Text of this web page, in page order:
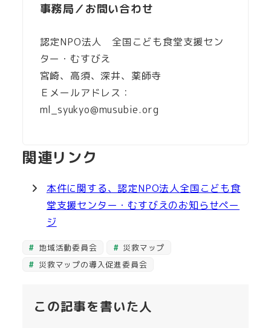
事務局／お問い合わせ
認定NPO法人 全国こども食堂支援セン
ター・むすびえ
宮崎、高須、深井、薬師寺
Ｅメールアドレス：
ml_syukyo@musubie.org
関連リンク
本件に関する、認定NPO法人全国こども食
堂支援センター・むすびえのお知らせペー
ジ
地域活動委員会
災救マップ
災救マップの導入促進委員会
この記事を書いた人